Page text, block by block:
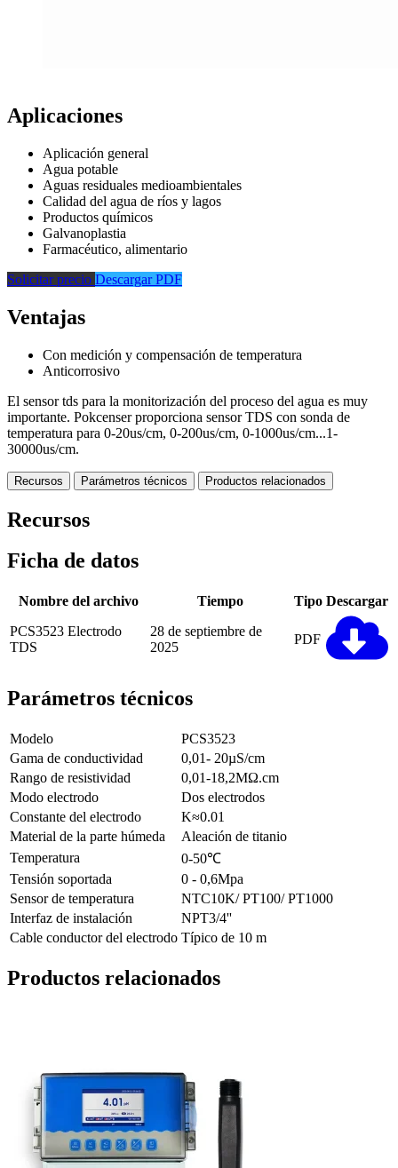
Aplicaciones
Aplicación general
Agua potable
Aguas residuales medioambientales
Calidad del agua de ríos y lagos
Productos químicos
Galvanoplastia
Farmacéutico, alimentario
Solicitar precio Descargar PDF
Ventajas
Con medición y compensación de temperatura
Anticorrosivo
El sensor tds para la monitorización del proceso del agua es muy
importante. Pokcenser proporciona sensor TDS con sonda de
temperatura para 0-20us/cm, 0-200us/cm, 0-1000us/cm...1-
30000us/cm.
Recursos Parámetros técnicos Productos relacionados
Recursos
Ficha de datos
Nombre del archivo Tiempo Tipo Descargar
PCS3523 Electrodo
TDS
28 de septiembre de
2025
PDF
Parámetros técnicos
Modelo
PCS3523
Gama de conductividad
0,01- 20µS/cm
Rango de resistividad
0,01-18,2MΩ.cm
Modo electrodo
Dos electrodos
Constante del electrodo
K≈0.01
Material de la parte húmeda
Aleación de titanio
Temperatura
0-50℃
Tensión soportada
0 - 0,6Mpa
Sensor de temperatura
NTC10K/ PT100/ PT1000
Interfaz de instalación
NPT3/4''
Cable conductor del electrodo Típico de 10 m
Productos relacionados